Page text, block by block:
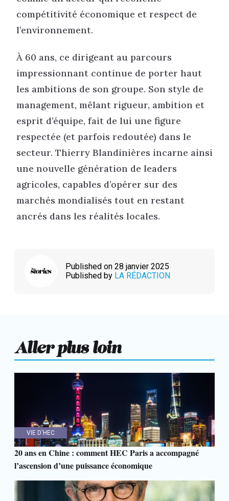
compétitivité économique et respect de
l’environnement.
À 60 ans, ce dirigeant au parcours
impressionnant continue de porter haut
les ambitions de son groupe. Son style de
management, mêlant rigueur, ambition et
esprit d’équipe, fait de lui une figure
respectée (et parfois redoutée) dans le
secteur. Thierry Blandinières incarne ainsi
une nouvelle génération de leaders
agricoles, capables d’opérer sur des
marchés mondialisés tout en restant
ancrés dans les réalités locales.
Published on 28 janvier 2025
Published by LA RÉDACTION
Aller plus loin
VIE D'HEC
20 ans en Chine : comment HEC Paris a accompagné
l’ascension d’une puissance économique